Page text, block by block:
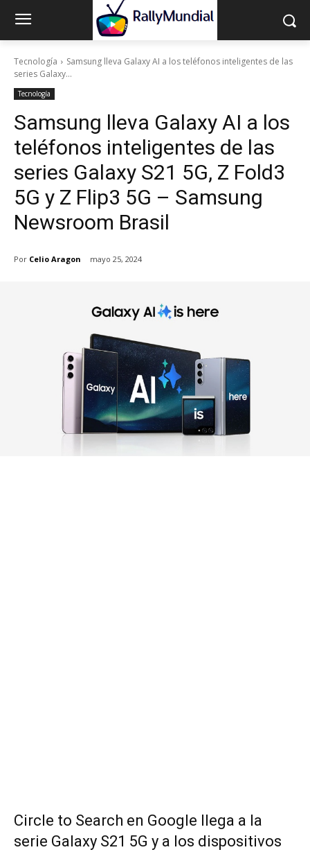
Tecnología
Samsung lleva Galaxy AI a los teléfonos inteligentes de las
series Galaxy...
Tecnología
Samsung lleva Galaxy AI a los
teléfonos inteligentes de las
series Galaxy S21 5G, Z Fold3
5G y Z Flip3 5G – Samsung
Newsroom Brasil
Por Celio Aragon mayo 25, 2024
Circle to Search en Google llega a la
serie Galaxy S21 5G y a los dispositivos